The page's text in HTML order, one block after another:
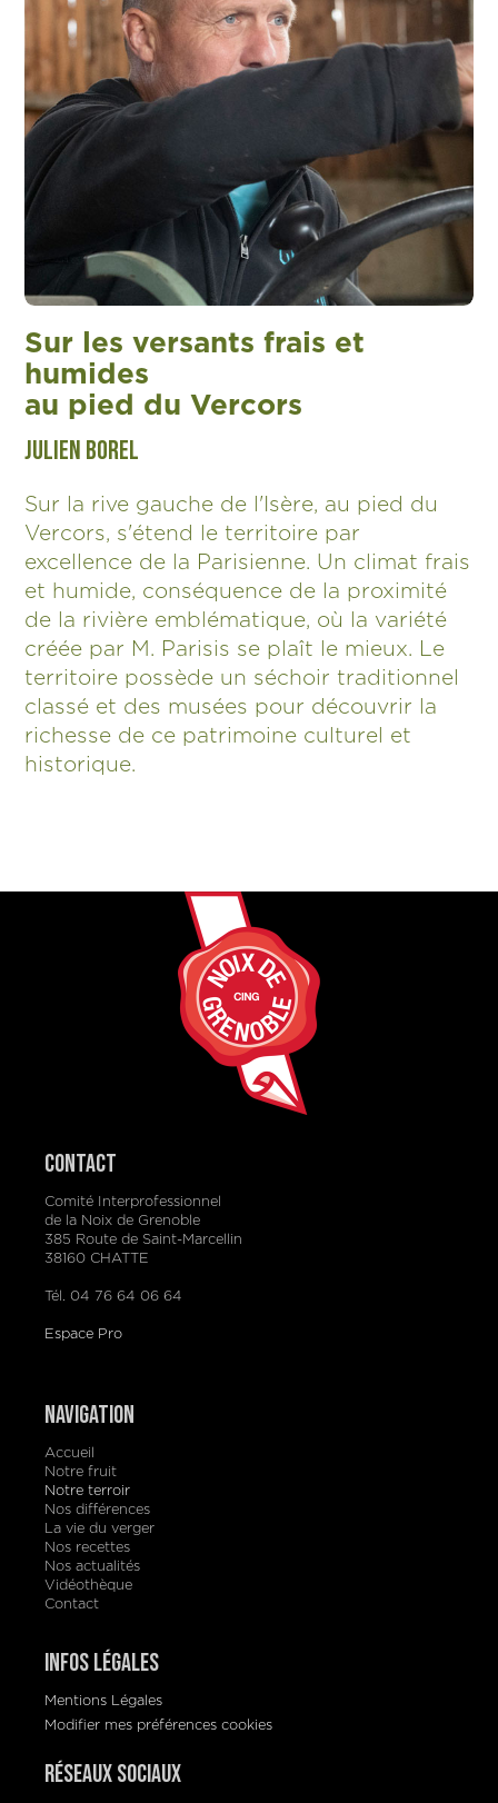
Sur les versants frais et
humides
au pied du Vercors
JULIEN BOREL
Sur la rive gauche de l'Isère, au pied du
Vercors, s'étend le territoire par
excellence de la Parisienne. Un climat frais
et humide, conséquence de la proximité
de la rivière emblématique, où la variété
créée par M. Parisis se plaît le mieux. Le
territoire possède un séchoir traditionnel
classé et des musées pour découvrir la
richesse de ce patrimoine culturel et
historique.
Contact
Comité Interprofessionnel
de la Noix de Grenoble
385 Route de Saint-Marcellin
38160 CHATTE
Tél. 04 76 64 06 64
Espace Pro
Navigation
Accueil
Notre fruit
Notre terroir
Nos différences
La vie du verger
Nos recettes
Nos actualités
Vidéothèque
Contact
Infos Légales
Mentions Légales
Modifier mes préférences cookies
Réseaux Sociaux